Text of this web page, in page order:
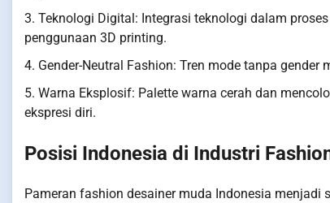
3. Teknologi Digital: Integrasi teknologi dalam
penggunaan 3D printing.
4. Gender-Neutral Fashion: Tren mode tanpa
5. Warna Eksplosif: Palette warna cerah dan
ekspresi diri.
Posisi Indonesia di Industri
Pameran fashion desainer muda Indonesia